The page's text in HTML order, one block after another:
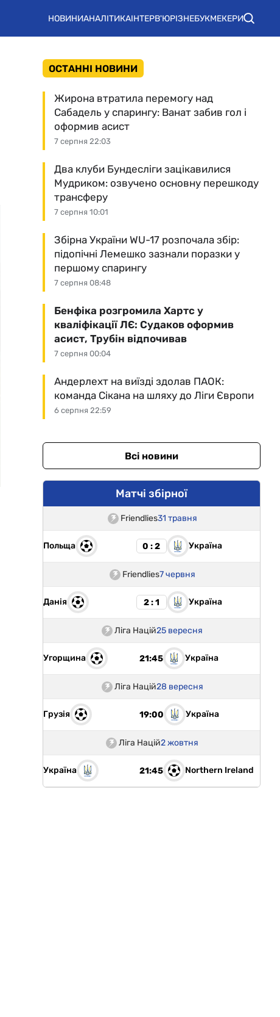
НОВИНИАНАЛІТИКАІНТЕРВ'ЮРІЗНЕБУКМЕКЕРИ
ОСТАННІ НОВИНИ
7 серпня 22:03
Жирона втратила перемогу над
Сабадель у спарингу: Ванат забив гол і
оформив асист
7 серпня 10:01
Два клуби Бундесліги зацікавилися
Мудриком: озвучено основну перешкоду
трансферу
7 серпня 08:48
Збірна України WU-17 розпочала збір:
підопічні Лемешко зазнали поразки у
першому спарингу
7 серпня 00:04
Бенфіка розгромила Хартс у
кваліфікації ЛЄ: Судаков оформив
асист, Трубін відпочивав
6 серпня 22:59
Андерлехт на виїзді здолав ПАОК:
команда Сікана на шляху до Ліги Європи
Всі новини
Матчі збірної
Friendlies31 травня
Польща 0 : 2 Україна
Friendlies7 червня
Данія 2 : 1 Україна
Ліга Націй25 вересня
Угорщина 21:45 Україна
Ліга Націй28 вересня
Грузія 19:00 Україна
Ліга Націй2 жовтня
Україна 21:45 Northern Ireland